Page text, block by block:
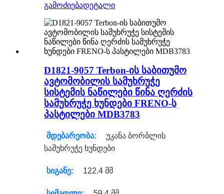
გამოძიებადეტალი
D1821-9057 Terbon-ის საბითუმო
ავტომობილის სამუხრუჭე
სისტემის ნაწილები წინა ღერძის
სამუხრუჭე ხუნდები FRENO-ს
პასტილები MDB3783
მდებარეობა:
უკანა ბორბლის
სამუხრუჭე ხუნდები
სიგანე: 122.4 მმ